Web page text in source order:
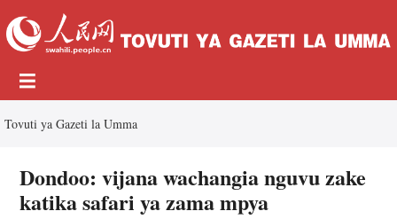
Tovuti ya Gazeti la Umma
Dondoo: vijana wachangia nguvu zake
katika safari ya zama mpya